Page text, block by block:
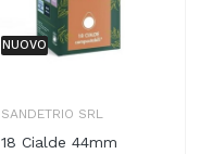
NUOVO
SANDETRIO SRL
18 Cialde 44mm